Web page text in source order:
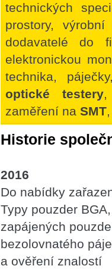
technických
prostory,
dodavatelé do
elektronickou
technika,
optické testery
zaměření na SMT
Historie
2016
Do nabídky
Typy pouzder
zapájených
bezolovnatého
a ověření znalostí